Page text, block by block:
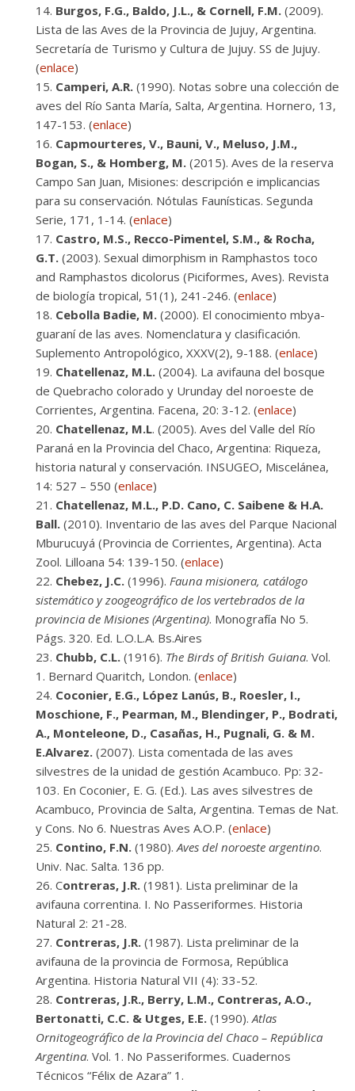
Burgos, F.G., Baldo, J.L., & Cornell, F.M. (2009).
Lista de las Aves de la Provincia de Jujuy, Argentina.
Secretaría de Turismo y Cultura de Jujuy. SS de Jujuy.
(enlace)
Camperi, A.R. (1990). Notas sobre una colección de
aves del Río Santa María, Salta, Argentina. Hornero, 13,
147-153. (enlace)
Capmourteres, V., Bauni, V., Meluso, J.M.,
Bogan, S., & Homberg, M. (2015). Aves de la reserva
Campo San Juan, Misiones: descripción e implicancias
para su conservación. Nótulas Faunísticas. Segunda
Serie, 171, 1-14. (enlace)
Castro, M.S., Recco-Pimentel, S.M., & Rocha,
G.T. (2003). Sexual dimorphism in Ramphastos toco
and Ramphastos dicolorus (Piciformes, Aves). Revista
de biología tropical, 51(1), 241-246. (enlace)
Cebolla Badie, M. (2000). El conocimiento mbya-
guaraní de las aves. Nomenclatura y clasificación.
Suplemento Antropológico, XXXV(2), 9-188. (enlace)
Chatellenaz, M.L. (2004). La avifauna del bosque
de Quebracho colorado y Urunday del noroeste de
Corrientes, Argentina. Facena, 20: 3-12. (enlace)
Chatellenaz, M.L. (2005). Aves del Valle del Río
Paraná en la Provincia del Chaco, Argentina: Riqueza,
historia natural y conservación. INSUGEO, Miscelánea,
14: 527 – 550 (enlace)
Chatellenaz, M.L., P.D. Cano, C. Saibene & H.A.
Ball. (2010). Inventario de las aves del Parque Nacional
Mburucuyá (Provincia de Corrientes, Argentina). Acta
Zool. Lilloana 54: 139-150. (enlace)
Chebez, J.C. (1996). Fauna misionera, catálogo
sistemático y zoogeográfico de los vertebrados de la
provincia de Misiones (Argentina). Monografía No 5.
Págs. 320. Ed. L.O.L.A. Bs.Aires
Chubb, C.L. (1916). The Birds of British Guiana. Vol.
1. Bernard Quaritch, London. (enlace)
Coconier, E.G., López Lanús, B., Roesler, I.,
Moschione, F., Pearman, M., Blendinger, P., Bodrati,
A., Monteleone, D., Casañas, H., Pugnali, G. & M.
E.Alvarez. (2007). Lista comentada de las aves
silvestres de la unidad de gestión Acambuco. Pp: 32-
103. En Coconier, E. G. (Ed.). Las aves silvestres de
Acambuco, Provincia de Salta, Argentina. Temas de Nat.
y Cons. No 6. Nuestras Aves A.O.P. (enlace)
Contino, F.N. (1980).Aves del noroeste argentino.
Univ. Nac. Salta. 136 pp.
Contreras, J.R. (1981). Lista preliminar de la
avifauna correntina. I. No Passeriformes. Historia
Natural 2: 21-28.
Contreras, J.R. (1987). Lista preliminar de la
avifauna de la provincia de Formosa, República
Argentina. Historia Natural VII (4): 33-52.
Contreras, J.R., Berry, L.M., Contreras, A.O.,
Bertonatti, C.C. & Utges, E.E. (1990).Atlas
Ornitogeográfico de la Provincia del Chaco – República
Argentina. Vol. 1. No Passeriformes. Cuadernos
Técnicos “Félix de Azara” 1.